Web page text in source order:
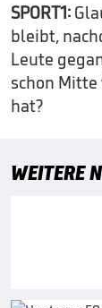
SPORT1:
bleibt,
Leute
schon
hat?
WEITERE